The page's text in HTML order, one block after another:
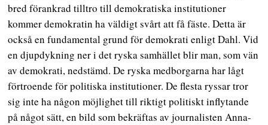
bred förankrad tilltro till demokratiska institutioner
kommer demokratin ha väldigt svårt att få fäste. Detta är
också en fundamental grund för demokrati enligt Dahl. Vid
en djupdykning ner i det ryska samhället blir man, som vän
av demokrati, nedstämd. De ryska medborgarna har lågt
förtroende för politiska institutioner. De flesta ryssar tror
sig inte ha någon möjlighet till riktigt politiskt inflytande
på något sätt, en bild som bekräftas av journalisten Anna-